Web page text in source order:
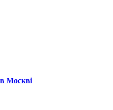
Москві